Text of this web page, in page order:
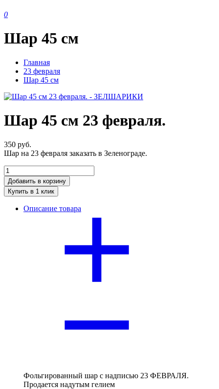
0
Шар 45 см
Главная
23 февраля
Шар 45 см
Шар 45 см 23 февраля.
350 руб.
Шар на 23 февраля заказать в Зеленограде.
Добавить в корзину
Купить в 1 клик
Описание товара
Фольгированный шар с надписью 23 ФЕВРАЛЯ.
Продается надутым гелием